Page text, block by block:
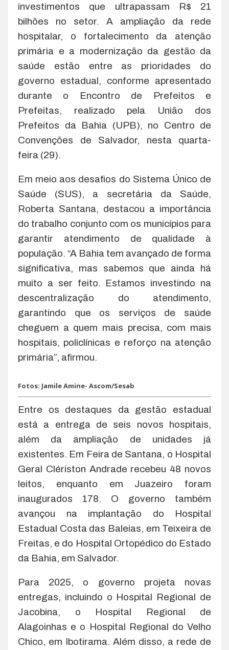
investimentos que ultrapassam R$ 21
bilhões no setor. A ampliação da rede
hospitalar, o fortalecimento da atenção
primária e a modernização da gestão da
saúde estão entre as prioridades do
governo estadual, conforme apresentado
durante o Encontro de Prefeitos e
Prefeitas, realizado pela União dos
Prefeitos da Bahia (UPB), no Centro de
Convenções de Salvador, nesta quarta-
feira (29).
Em meio aos desafios do Sistema Único de
Saúde (SUS), a secretária da Saúde,
Roberta Santana, destacou a importância
do trabalho conjunto com os municípios para
garantir atendimento de qualidade à
população. “A Bahia tem avançado de forma
significativa, mas sabemos que ainda há
muito a ser feito. Estamos investindo na
descentralização do atendimento,
garantindo que os serviços de saúde
cheguem a quem mais precisa, com mais
hospitais, policlínicas e reforço na atenção
primária”, afirmou.
Fotos: Jamile Amine- Ascom/Sesab
Entre os destaques da gestão estadual
está a entrega de seis novos hospitais,
além da ampliação de unidades já
existentes. Em Feira de Santana, o Hospital
Geral Clériston Andrade recebeu 48 novos
leitos, enquanto em Juazeiro foram
inaugurados 178. O governo também
avançou na implantação do Hospital
Estadual Costa das Baleias, em Teixeira de
Freitas, e do Hospital Ortopédico do Estado
da Bahia, em Salvador.
Para 2025, o governo projeta novas
entregas, incluindo o Hospital Regional de
Jacobina, o Hospital Regional de
Alagoinhas e o Hospital Regional do Velho
Chico, em Ibotirama. Além disso, a rede de